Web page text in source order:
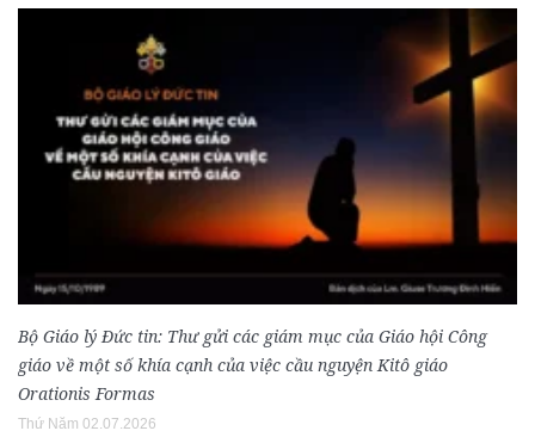
Bộ Giáo lý Đức tin: Thư gửi các giám mục của Giáo hội Công
giáo về một số khía cạnh của việc cầu nguyện Kitô giáo
Orationis Formas
Thứ Năm 02.07.2026